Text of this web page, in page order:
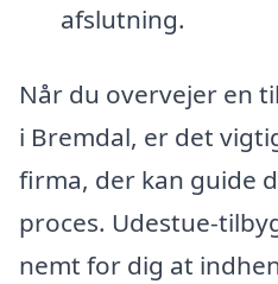
afslutning.
Når du overvejer en
i Bremdal, er det
firma, der kan guide
proces. Udestue-
nemt for dig at